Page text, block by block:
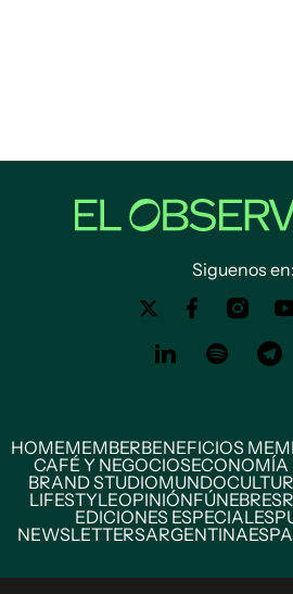
Siguenos en:
HOMEMEMBERBENEFICIOS
CAFÉ Y NEGOCIOSECONOMÍA
BRAND STUDIOMUNDO
LIFESTYLEOPINIÓNFÚNEBRES
EDICIONES ESPECIALES
NEWSLETTERSARGENTINA